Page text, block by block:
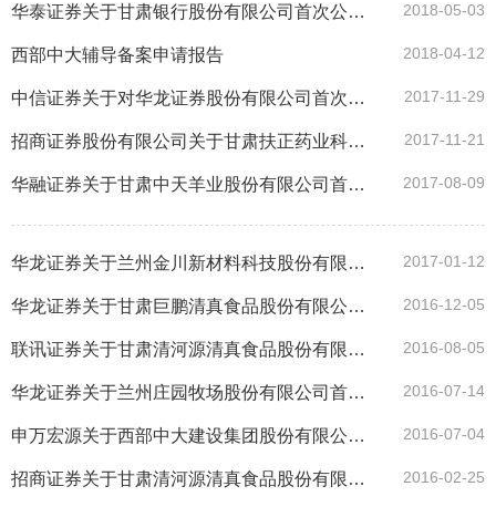
华泰证券关于甘肃银行股份有限公司首次公开发行A股股票并上市辅导备案申请报告 2018-05-03
西部中大辅导备案申请报告 2018-04-12
中信证券关于对华龙证券股份有限公司首次公开发行股票并上市辅导备案的申请报告 2017-11-29
招商证券股份有限公司关于甘肃扶正药业科技股份有限公司首次公开发行股票并上市辅导备案申请报告 2017-11-21
华融证券关于甘肃中天羊业股份有限公司首次公开发行股票并上市辅导备案情况报告 2017-08-09
华龙证券关于兰州金川新材料科技股份有限公司首次公开发行股票并上市辅导备案情况的报告 2017-01-12
华龙证券关于甘肃巨鹏清真食品股份有限公司首次公开发行股票并上市辅导备案情况报告 2016-12-05
联讯证券关于甘肃清河源清真食品股份有限公司首次公开发行股票并上市辅导备案情况的报告 2016-08-05
华龙证券关于兰州庄园牧场股份有限公司首次公开发行A股股票并上市辅导备案情况报告 2016-07-14
申万宏源关于西部中大建设集团股份有限公司首次公开发行股票并上市辅导备案申请报告 2016-07-04
招商证券关于甘肃清河源清真食品股份有限公司首发并上市辅导备案申请报告 2016-02-25